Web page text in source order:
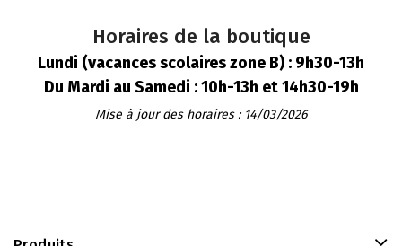
Horaires de la boutique
Lundi (vacances scolaires zone B) : 9h30-13h
Du Mardi au Samedi : 10h-13h et 14h30-19h
Mise à jour des horaires : 14/03/2026